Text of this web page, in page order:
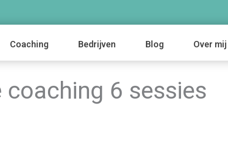
Coaching Bedrijven Blog Over mij
6 sessies